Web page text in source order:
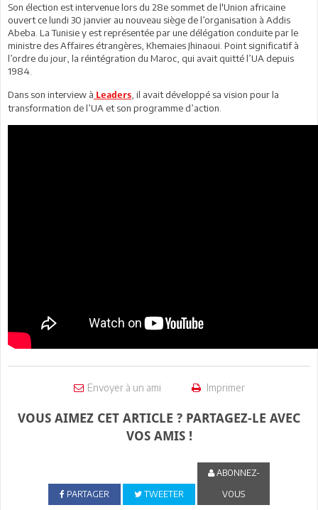
Son élection est intervenue lors du 28e sommet de l'Union africaine
ouvert ce lundi 30 janvier au nouveau siège de l’organisation à Addis
Abeba. La Tunisie y est représentée par une délégation conduite par le
ministre des Affaires étrangères, Khemaies Jhinaoui. Point significatif à
l’ordre du jour, la réintégration du Maroc, qui avait quitté l’UA depuis
1984.
Dans son interview à Leaders , il avait développé sa vision pour la
transformation de l’UA et son programme d’action.
Envoyer à un ami Imprimer
VOUS AIMEZ CET ARTICLE ? PARTAGEZ-LE AVEC
VOS AMIS !
PARTAGER TWEETER
ABONNEZ-
VOUS